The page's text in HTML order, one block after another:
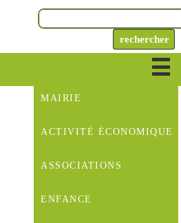
MAIRIE
ACTIVITÉ ÉCONOMIQUE
ASSOCIATIONS
ENFANCE